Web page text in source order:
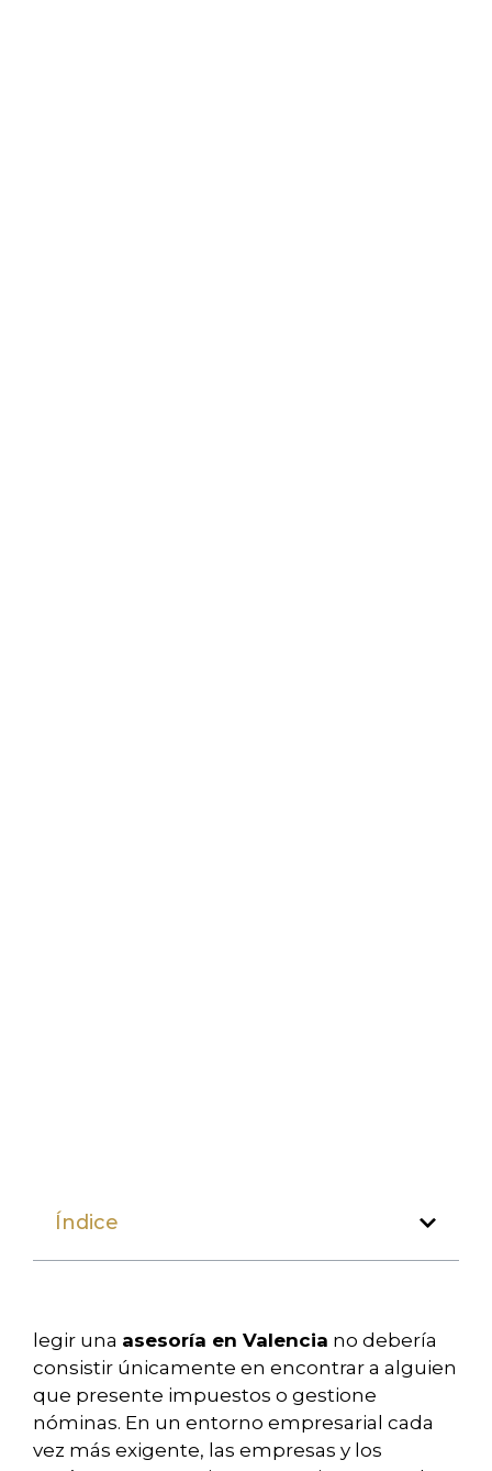
Índice
legir una asesoría en Valencia no debería
consistir únicamente en encontrar a alguien
que presente impuestos o gestione
nóminas. En un entorno empresarial cada
vez más exigente, las empresas y los